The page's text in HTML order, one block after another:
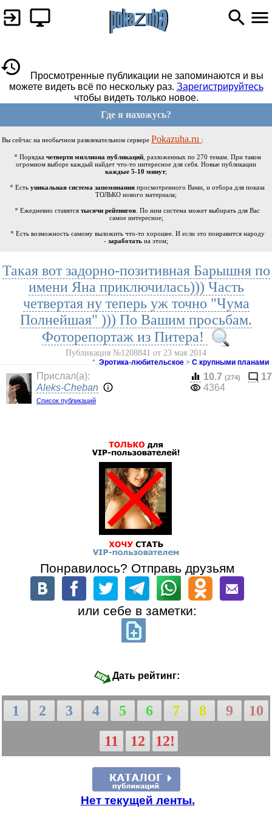
Просмотренные публикации не запоминаются и вы
можете видеть всё по нескольку раз. Зарегистрируйтесь
чтобы видеть только новое.
Где я нахожусь?
Вы сейчас на необычном развлекательном сервере Pokazuha.ru :
Порядка четверти миллиона публикаций, разложенных по 270 темам. При таком
огромном выборе каждый найдет что-то интересное для себя. Новые публикации
каждые 5-10 минут;
Есть уникальная система запоминания просмотренного Вами, и отбора для показа
ТОЛЬКО нового материала;
Ежедневно ставятся тысячи рейтингов . По ним система может выбирать для Вас
самое интересное;
Есть возможность самому выложить что-то хорошее. И если это понравится народу
- заработать на этом;
Такая вот задорно-позитивная Барышня по
имени Яна приключилась))) Часть
четвертая ну теперь уж точно "Чума
Полнейшая" ))) По Вашим просьбам.
Фоторепортаж из Питера!
Публикация №1208841 от 23 мая 2014
* Эротика-любительское > С крупными планами
Прислал(a):
Aleks-Cheban
Список публикаций
10.7 (274)
17
4364
Понравилось? Отправь друзьям
или себе в заметки:
Дать рейтинг:
1 2 3 4 5 6 7 8 9
10
11
12 12!
Нет текущей ленты.